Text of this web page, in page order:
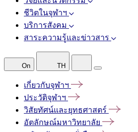
ชีวิตในจุฬาฯ
บริการสังคม
สาระความรู้และข่าวสาร
On TH
เกี่ยวกับจุฬาฯ
ประวัติจุฬาฯ
วิสัยทัศน์และยุทธศาสตร์
อัตลักษณ์มหาวิทยาลัย